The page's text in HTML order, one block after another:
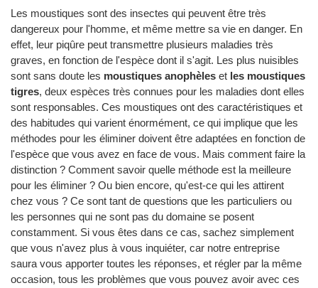
Les moustiques sont des insectes qui peuvent être très
dangereux pour l'homme, et même mettre sa vie en danger. En
effet, leur piqûre peut transmettre plusieurs maladies très
graves, en fonction de l'espèce dont il s'agit. Les plus nuisibles
sont sans doute les moustiques anophèles et les moustiques
tigres, deux espèces très connues pour les maladies dont elles
sont responsables. Ces moustiques ont des caractéristiques et
des habitudes qui varient énormément, ce qui implique que les
méthodes pour les éliminer doivent être adaptées en fonction de
l'espèce que vous avez en face de vous. Mais comment faire la
distinction ? Comment savoir quelle méthode est la meilleure
pour les éliminer ? Ou bien encore, qu'est-ce qui les attirent
chez vous ? Ce sont tant de questions que les particuliers ou
les personnes qui ne sont pas du domaine se posent
constamment. Si vous êtes dans ce cas, sachez simplement
que vous n'avez plus à vous inquiéter, car notre entreprise
saura vous apporter toutes les réponses, et régler par la même
occasion, tous les problèmes que vous pouvez avoir avec ces